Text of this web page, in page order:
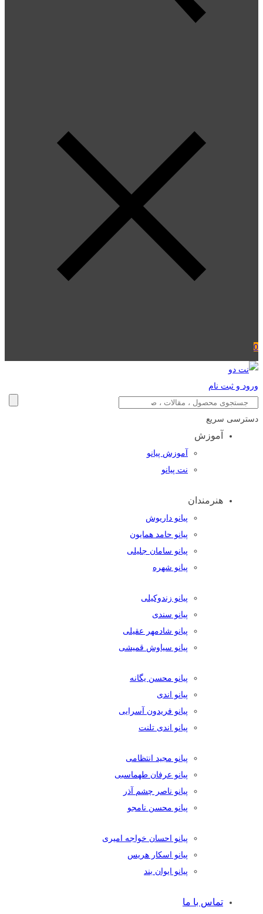
0
ورود و ثبت نام
دسترسی سریع
آموزش
آموزش پیانو
نت پیانو
هنرمندان
پیانو داریوش
پیانو حامد همایون
پیانو سامان جلیلی
پیانو شهره
پیانو زندوکیلی
پیانو سندی
پیانو شادمهر عقیلی
پیانو سیاوش قمیشی
پیانو محسن یگانه
پیانو اندی
پیانو فریدون آسرایی
پیانو اندی تلنت
پیانو مجید انتظامی
پیانو عرفان طهماسبی
پیانو ناصر چشم آذر
پیانو محسن نامجو
پیانو احسان خواجه امیری
پیانو اسکار هریس
پیانو ایوان بند
تماس با ما